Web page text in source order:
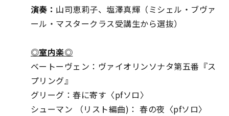
演奏： 山司恵莉子、塩澤真輝（ミシェル・ブヴァ
ール・マスタークラス受講生から選抜）
◎室内楽◎
ベートーヴェン：ヴァイオリンソナタ第五番『ス
プリング』
グリーグ：春に寄す〈pfソロ〉
シューマン （リスト編曲)： 春の夜〈pfソロ〉